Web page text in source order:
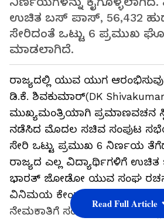
ಉಚಿತ ಬಸ್ ಪಾಸ್, 56,432
ಸೇರಿದಂತೆ ಒಟ್ಟು 6 ಪ್ರಮುಖ
ಮಾಡಲಾಗಿದೆ.
ರಾಜ್ಯದಲ್ಲಿ ಯುವ ಯುಗ
ಡಿ.ಕೆ. ಶಿವಕುಮಾರ್‌(DK
ಮುಖ್ಯಮಂತ್ರಿಯಾಗಿ ಪ್ರಮಾಣವಚನ
ನಡೆಸಿದ ಮೊದಲ ಸಚಿವ ಸಂಪುಟ
ಸೇರಿ ಒಟ್ಟು ಪ್ರಮುಖ 6 ನಿರ್ಣಯ
ರಾಜ್ಯದ ಎಲ್ಲ ವಿದ್ಯಾರ್ಥಿಗಳಿಗೆ ಉಚಿತ
ಭಾರತ್‌ ಜೋಡೋ ಯುವ ಸಂಘ
ವಿನಿಮಯ ಕೇಂದ್ರ ಸ್ಥಾಪನೆ, 56,432
ನೇಮಕಾತಿಗೆ ಸಂಬಂಧಿಸಿದ ವೇಳಾಪಟ್ಟಿ
Read Full Article